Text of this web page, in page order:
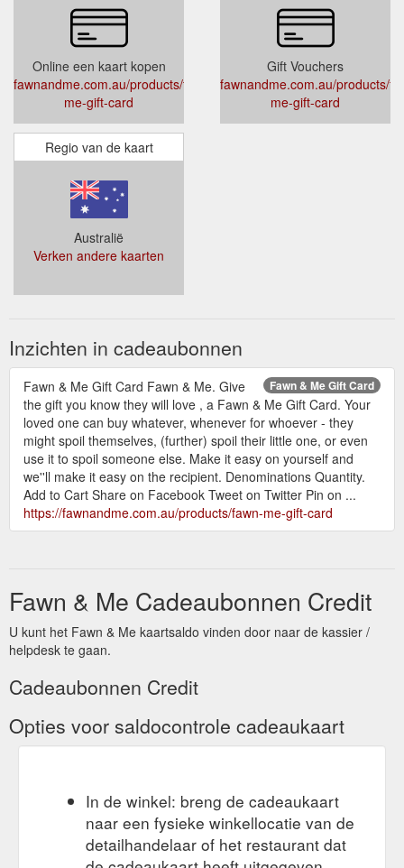
Online een kaart kopen
fawnandme.com.au/products/fawn-
me-gift-card
Gift Vouchers
fawnandme.com.au/products/
me-gift-card
Regio van de kaart
Australië
Verken andere kaarten
Inzichten in cadeaubonnen
Fawn & Me Gift Card
Fawn & Me Gift Card Fawn & Me. Give
the gift you know they will love , a Fawn & Me Gift Card. Your
loved one can buy whatever, whenever for whoever - they
might spoil themselves, (further) spoil their little one, or even
use it to spoil someone else. Make it easy on yourself and
we''ll make it easy on the recipient. Denominations Quantity.
Add to Cart Share on Facebook Tweet on Twitter Pin on ...
https://fawnandme.com.au/products/fawn-me-gift-card
Fawn & Me Cadeaubonnen Credit
U kunt het Fawn & Me kaartsaldo vinden door naar de kassier /
helpdesk te gaan.
Cadeaubonnen Credit
Opties voor saldocontrole cadeaukaart
In de winkel: breng de cadeaukaart
naar een fysieke winkellocatie van de
detailhandelaar of het restaurant dat